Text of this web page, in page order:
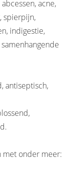
acne,
spierpijn,
indigestie,
antiseptisch,
met onder meer: